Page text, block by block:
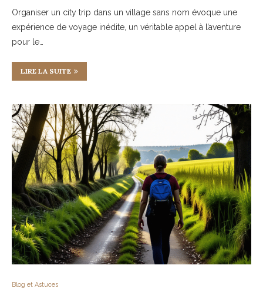
Organiser un city trip dans un village sans nom évoque une
expérience de voyage inédite, un véritable appel à l’aventure
pour le…
LIRE LA SUITE
Blog et Astuces